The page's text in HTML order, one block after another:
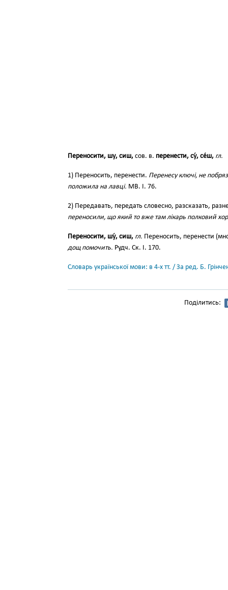
Переносити, шу, сиш, сов. в. перенести, су́, се́ш, гл.
1) Переносить, перенести. Перенесу ключі, не
положила на лавці. МВ. І. 76.
2) Передавать, передать словесно, разсказать,
переносили, що який то вже там лікарь полковий
Переносити, шу́, сиш, гл. Переносить, перенести
дощ помочить. Рудч. Ск. І. 170.
Словарь української мови: в 4-х тт. / За ред. Б.
Поділитись: